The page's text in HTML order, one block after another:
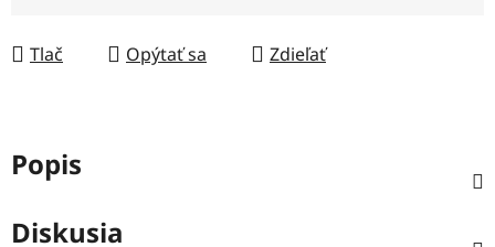
Tlač
Opýtať sa Zdieľať
Popis
Diskusia